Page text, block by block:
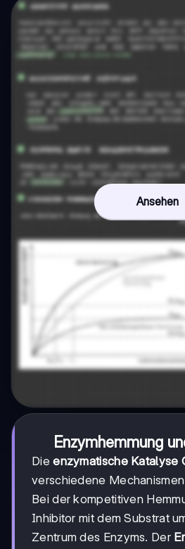
Ansehen
Enzymhemmung
Dieenzymatische Katalyse
verschiedene
Bei der kompetitiven
Inhibitor mit dem Substrat
Zentrum des Enzyms. Der